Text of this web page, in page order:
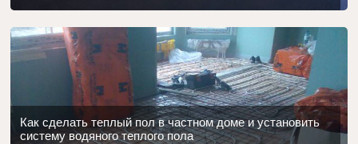
Как сделать теплый пол в частном доме и установить
систему водяного теплого пола